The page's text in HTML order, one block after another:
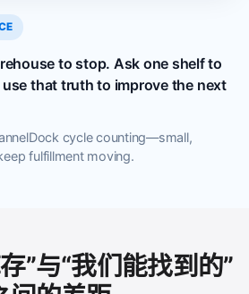
to stop. Ask one shelf to
that truth to improve the next
cycle counting—small,
fulfillment moving.
”与“我们能找到的”